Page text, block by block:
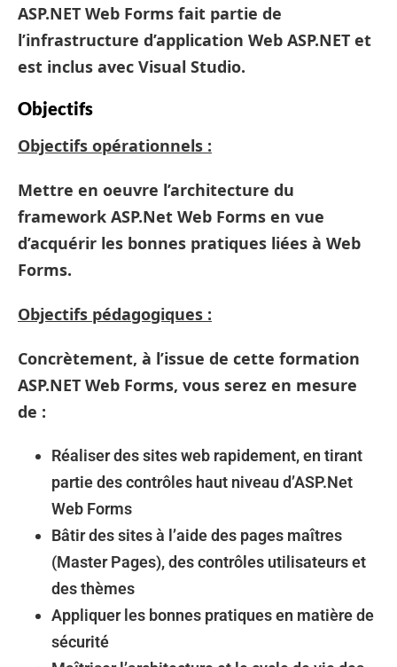
ASP.NET Web Forms fait partie de
l’infrastructure d’application Web ASP.NET et
est inclus avec Visual Studio.
Objectifs
Objectifs opérationnels :
Mettre en oeuvre l’architecture du
framework ASP.Net Web Forms en vue
d’acquérir les bonnes pratiques liées à Web
Forms.
Objectifs pédagogiques :
Concrètement, à l’issue de cette formation
ASP.NET Web Forms, vous serez en mesure
de :
Réaliser des sites web rapidement, en tirant
partie des contrôles haut niveau d’ASP.Net
Web Forms
Bâtir des sites à l’aide des pages maîtres
(Master Pages), des contrôles utilisateurs et
des thèmes
Appliquer les bonnes pratiques en matière de
sécurité